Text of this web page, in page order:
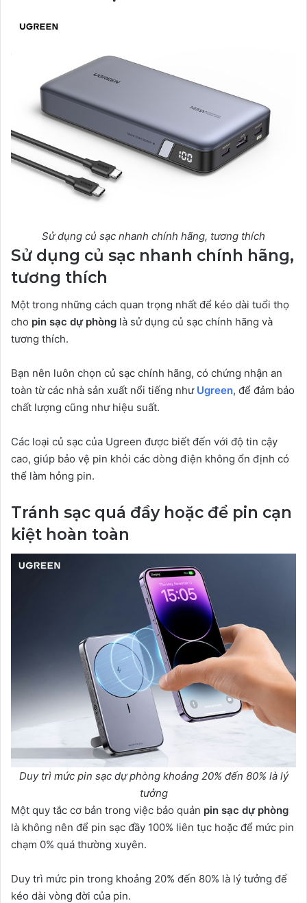
Sử dụng củ sạc nhanh chính hãng, tương thích
Sử dụng củ sạc nhanh chính hãng,
tương thích
Một trong những cách quan trọng nhất để kéo dài tuổi thọ
cho pin sạc dự phòng là sử dụng củ sạc chính hãng và
tương thích.
Bạn nên luôn chọn củ sạc chính hãng, có chứng nhận an
toàn từ các nhà sản xuất nổi tiếng như Ugreen, để đảm bảo
chất lượng cũng như hiệu suất.
Các loại củ sạc của Ugreen được biết đến với độ tin cậy
cao, giúp bảo vệ pin khỏi các dòng điện không ổn định có
thể làm hỏng pin.
Tránh sạc quá đầy hoặc để pin cạn
kiệt hoàn toàn
Duy trì mức pin sạc dự phòng khoảng 20% đến 80% là lý
tưởng
Một quy tắc cơ bản trong việc bảo quản pin sạc dự phòng
là không nên để pin sạc đầy 100% liên tục hoặc để mức pin
chạm 0% quá thường xuyên.
Duy trì mức pin trong khoảng 20% đến 80% là lý tưởng để
kéo dài vòng đời của pin.